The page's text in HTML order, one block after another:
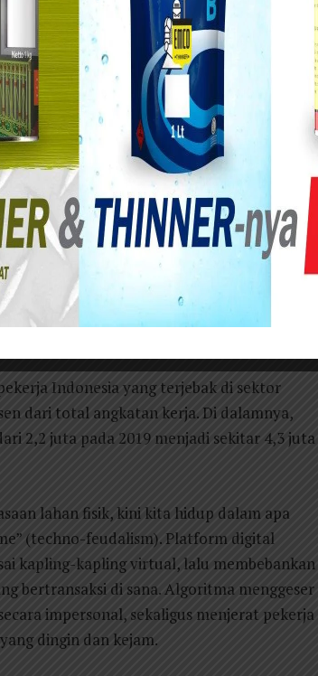
sulit dikenali dari kejauhan, jerat
melalui kekerasan fisik, melainkan lewat
pengemudi ojek daring sebagai wajah
Yanis Varoufakis diidentifikasi secara
di atas motor itu secara eufemistik
merdeka dan setara ketimbang
Indonesia yang terjebak di sektor
dari total angkatan kerja. Di dalamnya,
2,2 juta pada 2019 menjadi sekitar 4,3 juta
lahan fisik, kini kita hidup dalam apa
(techno-feudalism). Platform digital
kapling-kapling virtual, lalu membebankan
bertransaksi di sana. Algoritma menggeser
impersonal, sekaligus menjerat pekerja
dingin dan kejam.